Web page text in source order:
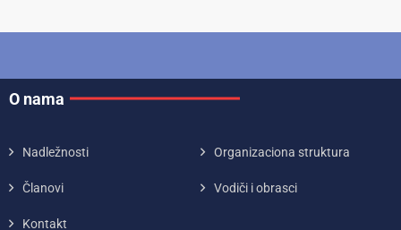
O nama
Nadležnosti Organizaciona struktura
Članovi Vodiči i obrasci
Kontakt